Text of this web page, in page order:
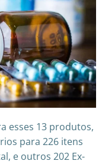
esses 13 produtos,
para 226 itens
e outros 202 Ex-